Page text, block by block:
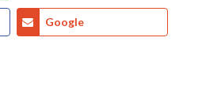
Google